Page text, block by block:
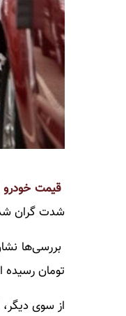
قیمت خودرو
شدت گران
تومان رسیده است. این
از سوی دیگر، قیمت